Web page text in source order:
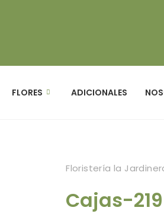
FLORES ADICIONALES
Floristería la
Cajas-219